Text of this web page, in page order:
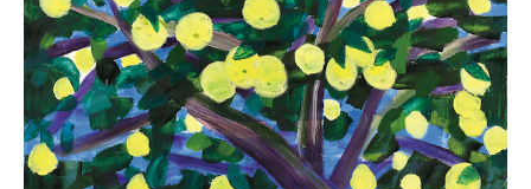
Catalog カタログ
Schedule スケジュール